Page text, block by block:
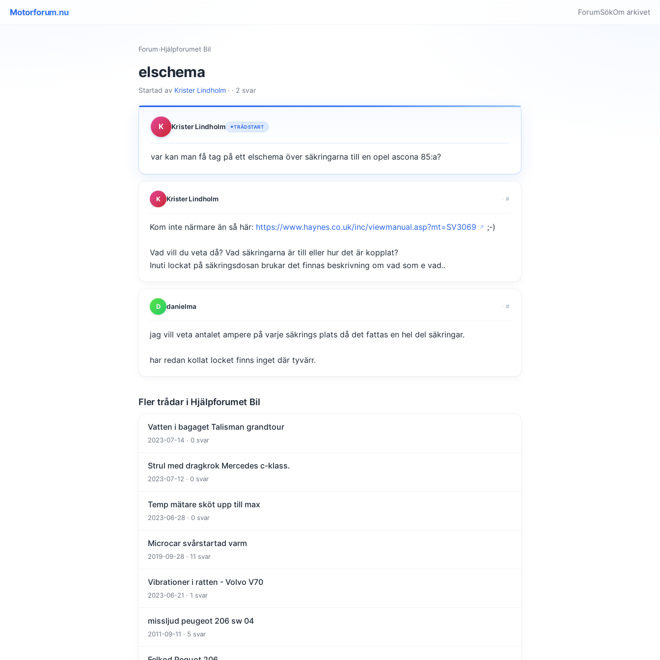
Motorforum.nu ForumSökOm arkivet
Forum›Hjälpforumet Bil
elschema
Startad av Krister Lindholm · · 2 svar
K Krister Lindholm TRÅDSTART
var kan man få tag på ett elschema över säkringarna till en opel ascona 85:a?
K Krister Lindholm · #
Kom inte närmare än så här: https://www.haynes.co.uk/inc/viewmanual.asp?mt=SV3069 ;-)
Vad vill du veta då? Vad säkringarna är till eller hur det är kopplat?
Inuti lockat på säkringsdosan brukar det finnas beskrivning om vad som e vad..
D danielma · #
jag vill veta antalet ampere på varje säkrings plats då det fattas en hel del säkringar.
har redan kollat locket finns inget där tyvärr.
Fler trådar i Hjälpforumet Bil
Vatten i bagaget Talisman grandtour
2023-07-14 · 0 svar
Strul med dragkrok Mercedes c-klass.
2023-07-12 · 0 svar
Temp mätare sköt upp till max
2023-06-28 · 0 svar
Microcar svårstartad varm
2019-09-28 · 11 svar
Vibrationer i ratten - Volvo V70
2023-06-21 · 1 svar
missljud peugeot 206 sw 04
2011-09-11 · 5 svar